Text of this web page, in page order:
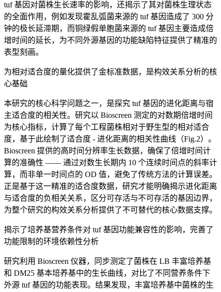
tuf 基因对菌株生长速率的影响，还揭示了其对菌株生理状态
的全面作用，例如发现霍乱弧菌来源的 tuf 基因造成了 300 分
钟的极长延滞期，而铜绿假单胞菌来源的 tuf 基因主要造成倍
增时间的延长，为不同外源基因的功能缺陷特征提供了精准的
表型刻画。
为相对适合度的量化提供了金标准数据，是构效关系分析的核
心基础
本研究的核心科学问题之一，是探究 tuf 基因的进化距离与宿
主适合度的相关性。研究以 Bioscreen 测定的对数期倍增时间
为核心指标，计算了每个工程菌株相对于野生型的相对适合
度，基于此绘制了适合度 - 进化距离的相关性曲线（Fig.2）。
Bioscreen 提供的高时间分辨率生长数据，确保了倍增时间计
算的准确性 —— 通过对数生长期内 10 个连续时间点的斜率计
算，而非单一时间点的 OD 值，避免了传统方法的计算误差。
正是基于这一精准的适合度数据，研究才能明确揭示进化距离
与适合度的负相关关系，区分可存活与不可存活的基因边界，
为整个研究的构效关系分析提供了不可替代的核心数据支撑。
揭示了培养基营养条件对 tuf 基因功能兼容性的影响，完善了
功能限制的环境依赖性分析
研究利用 Bioscreen 仪器，同步测定了菌株在 LB 丰富培养基
和 DM25 基本培养基中的生长曲线，对比了不同营养条件下
外源 tuf 基因的功能表现。结果发现，丰富培养基中菌株的生